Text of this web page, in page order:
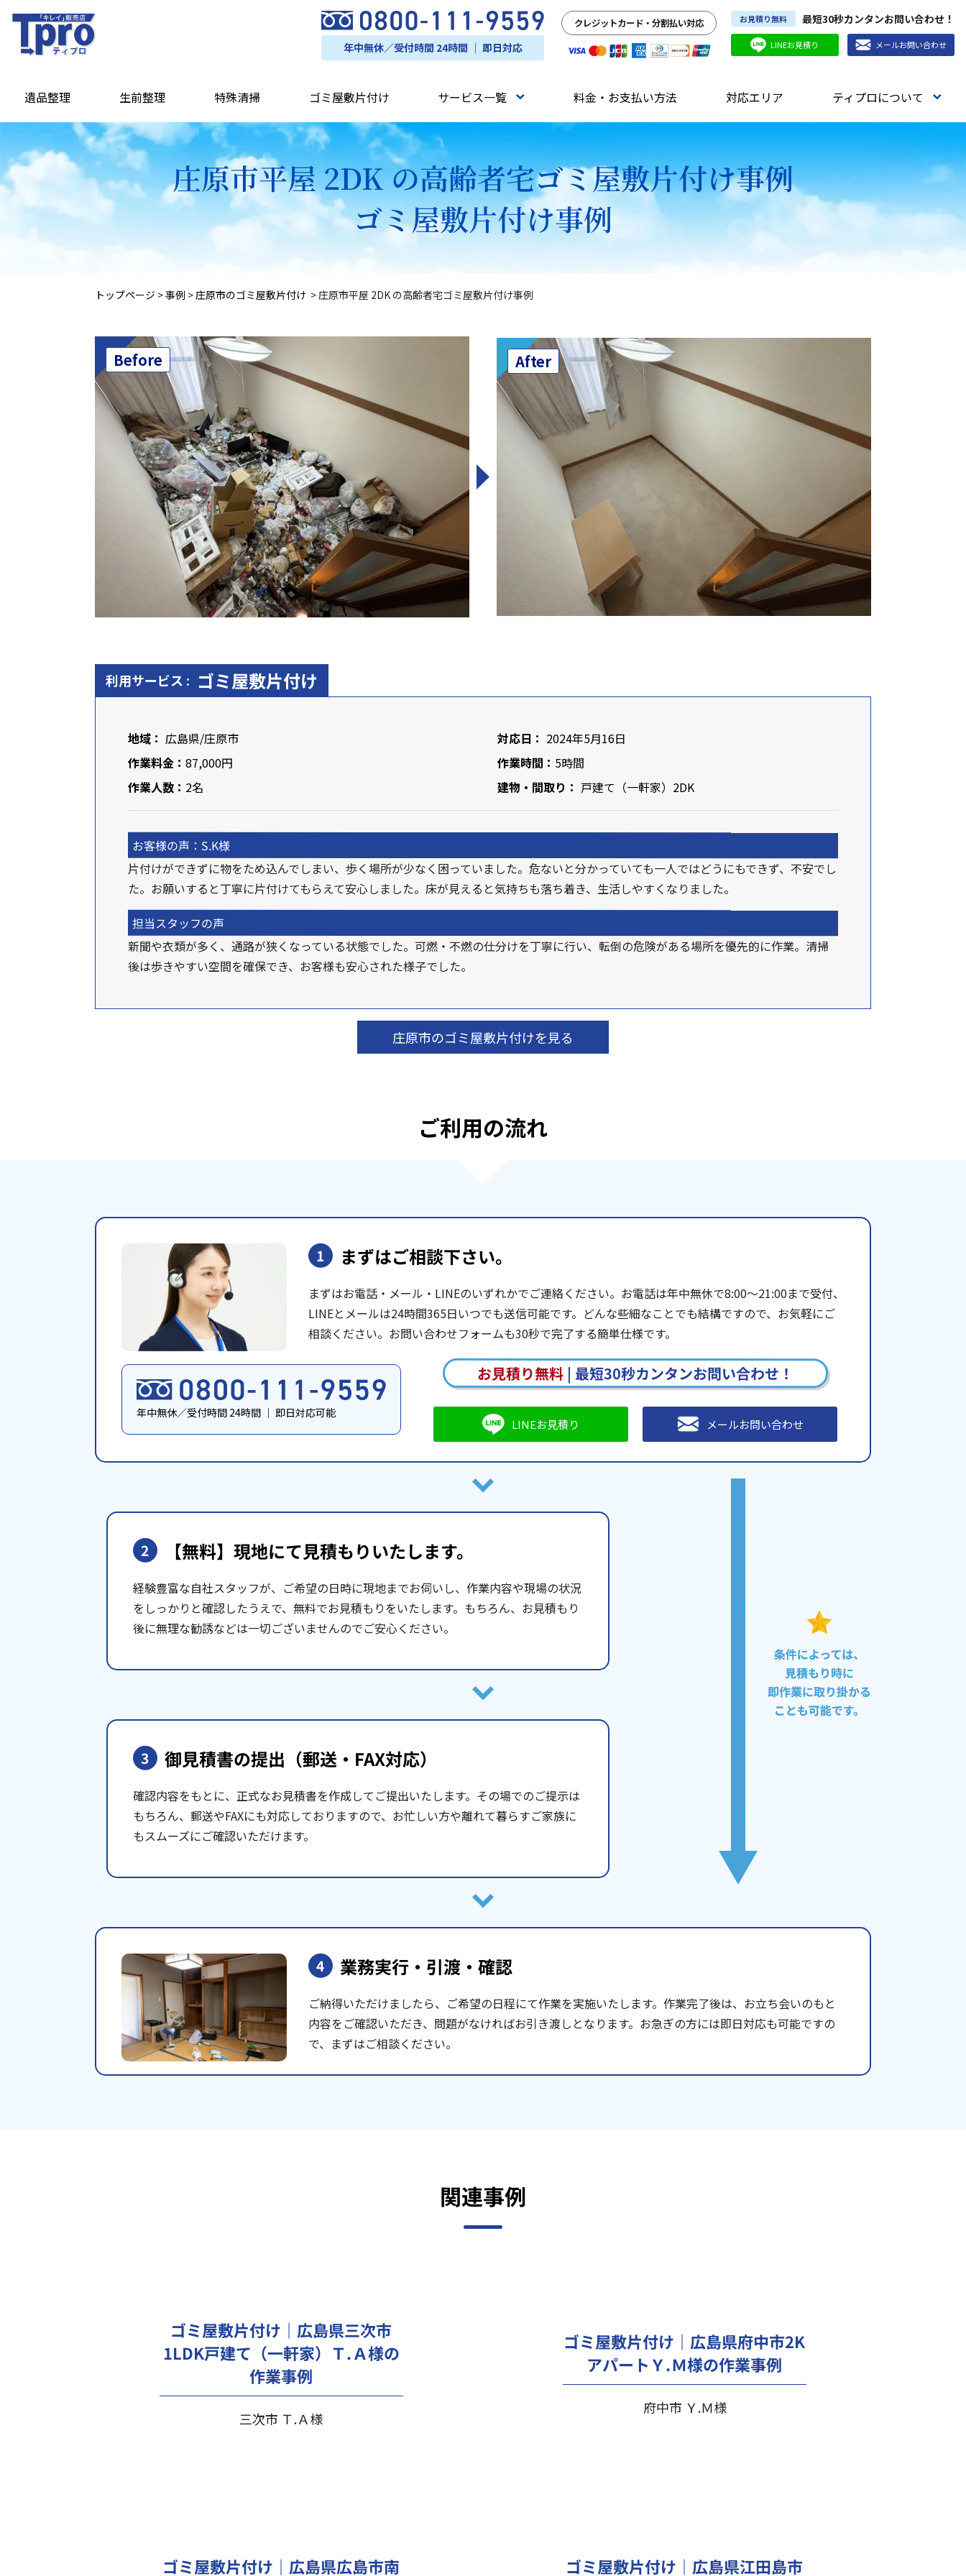
年中無休／受付時間 24時間 ｜ 即日対応
クレジットカード・分割払い対応 お見積り無料 最短30秒カンタンお問い合わせ！
LINEお見積り メールお問い合わせ
遺品整理 生前整理 特殊清掃 ゴミ屋敷片付け サービス一覧 料金・お支払い方法 対応エリア ティプロについて
庄原市平屋 2DK の高齢者宅ゴミ屋敷片付け事例
ゴミ屋敷片付け事例
トップページ >事例 > 庄原市のゴミ屋敷片付け > 庄原市平屋 2DK の高齢者宅ゴミ屋敷片付け事例
Before After
利用サービス : ゴミ屋敷片付け
地域： 広島県/庄原市
作業料金： 87,000円
作業人数： 2名
対応日： 2024年5月16日
作業時間： 5時間
建物・間取り： 戸建て（一軒家）2DK
お客様の声：S.K様
片付けができずに物をため込んでしまい、歩く場所が少なく困っていました。危ないと分かっていても一人ではどうにもできず、不安でし
た。お願いすると丁寧に片付けてもらえて安心しました。床が見えると気持ちも落ち着き、生活しやすくなりました。
担当スタッフの声
新聞や衣類が多く、通路が狭くなっている状態でした。可燃・不燃の仕分けを丁寧に行い、転倒の危険がある場所を優先的に作業。清掃
後は歩きやすい空間を確保でき、お客様も安心された様子でした。
庄原市のゴミ屋敷片付けを見る
ご利用の流れ
1 まずはご相談下さい。
まずはお電話・メール・LINEのいずれかでご連絡ください。お電話は年中無休で8:00〜21:00まで受付、
LINEとメールは24時間365日いつでも送信可能です。どんな些細なことでも結構ですので、お気軽にご
相談ください。お問い合わせフォームも30秒で完了する簡単仕様です。
年中無休／受付時間 24時間 ｜ 即日対応可能
お見積り無料| 最短30秒カンタンお問い合わせ！
LINEお見積り メールお問い合わせ
2 【無料】現地にて見積もりいたします。
経験豊富な自社スタッフが、ご希望の日時に現地までお伺いし、作業内容や現場の状況
をしっかりと確認したうえで、無料でお見積もりをいたします。もちろん、お見積もり
後に無理な勧誘などは一切ございませんのでご安心ください。
3 御見積書の提出 （郵送・FAX対応）
確認内容をもとに、正式なお見積書を作成してご提出いたします。その場でのご提示は
もちろん、郵送やFAXにも対応しておりますので、お忙しい方や離れて暮らすご家族に
もスムーズにご確認いただけます。
4 業務実行・引渡・確認
ご納得いただけましたら、ご希望の日程にて作業を実施いたします。作業完了後は、お立ち会いのもと
内容をご確認いただき、問題がなければお引き渡しとなります。お急ぎの方には即日対応も可能ですの
で、まずはご相談ください。
関連事例
ゴミ屋敷片付け｜広島県三次市
1LDK戸建て（一軒家）Ｔ.Ａ様の
作業事例
三次市 Ｔ.Ａ様
ゴミ屋敷片付け｜広島県府中市2K
アパートＹ.Ｍ様の作業事例
府中市 Ｙ.Ｍ様
ゴミ屋敷片付け｜広島県広島市南 ゴミ屋敷片付け｜広島県江田島市